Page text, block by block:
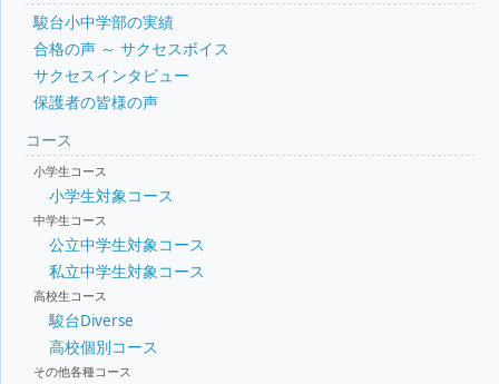
駿台小中学部の実績
合格の声 ～ サクセスボイス
サクセスインタビュー
保護者の皆様の声
コース
小学生コース
小学生対象コース
中学生コース
公立中学生対象コース
私立中学生対象コース
高校生コース
駿台Diverse
高校個別コース
その他各種コース